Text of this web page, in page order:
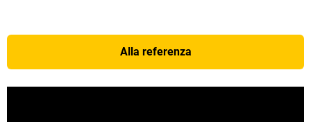
Alla referenza